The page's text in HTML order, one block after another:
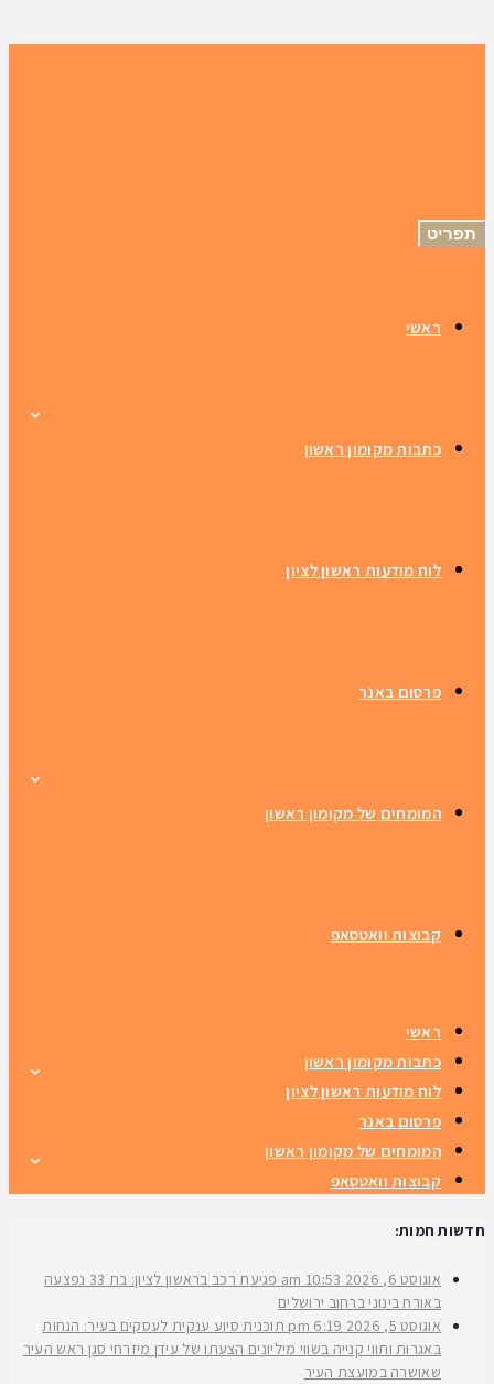
תפריט
ראשי
כתבות מקומון ראשון
לוח מודעות ראשון לציון
פרסום באנר
המומחים של מקומון ראשון
קבוצות וואטסאפ
ראשי
כתבות מקומון ראשון
לוח מודעות ראשון לציון
פרסום באנר
המומחים של מקומון ראשון
קבוצות וואטסאפ
חדשות חמות:
אוגוסט 6, 2026 10:53 am
פגיעת רכב בראשון לציון: בת 33 נפצעה
באורח בינוני ברחוב ירושלים
אוגוסט 5, 2026
6:19 pm
תוכנית סיוע ענקית לעסקים בעיר: הנחות
באגרות ותווי קנייה בשווי מיליונים הצעתו של עידן מיזרחי סגן ראש העיר
שאושרה במועצת העיר